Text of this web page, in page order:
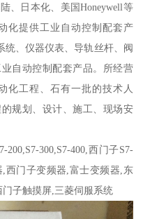
、日本化、美国Honeywell等
化提供工业自动控制配套产
统、仪器仪表、导轨丝杆、阀
自动控制配套产品。所经营
化工程、石有一批的技术人
规划、设计、施工、现场安
300,S7-400,西门子S7-
,西门子变频器,富士变频器,东
子触摸屏,三菱伺服系统